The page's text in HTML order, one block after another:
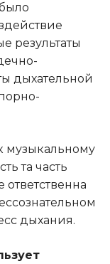
результаты
дыхательной
музыкальному
та часть
ответственна
дыхания.